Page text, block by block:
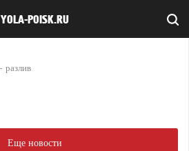
YOLA-POISK.RU
разлив
Еще новости